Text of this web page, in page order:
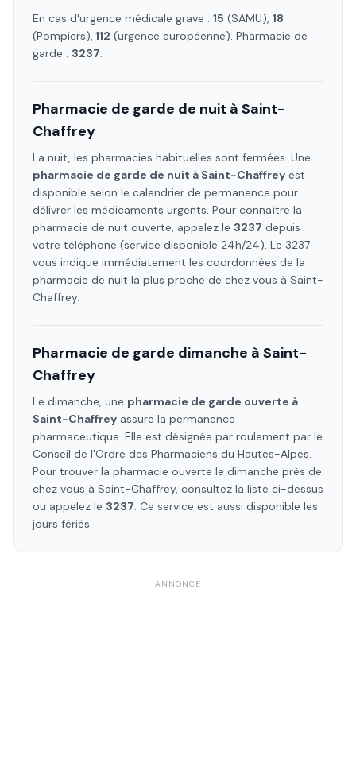
En cas d'urgence médicale grave : 15 (SAMU), 18
(Pompiers), 112 (urgence européenne). Pharmacie de
garde : 3237.
Pharmacie de garde de nuit à Saint-
Chaffrey
La nuit, les pharmacies habituelles sont fermées. Une
pharmacie de garde de nuit à Saint-Chaffrey est
disponible selon le calendrier de permanence pour
délivrer les médicaments urgents. Pour connaître la
pharmacie de nuit ouverte, appelez le 3237 depuis
votre téléphone (service disponible 24h/24). Le 3237
vous indique immédiatement les coordonnées de la
pharmacie de nuit la plus proche de chez vous à Saint-
Chaffrey.
Pharmacie de garde dimanche à Saint-
Chaffrey
Le dimanche, une pharmacie de garde ouverte à
Saint-Chaffrey assure la permanence
pharmaceutique. Elle est désignée par roulement par le
Conseil de l'Ordre des Pharmaciens du Hautes-Alpes.
Pour trouver la pharmacie ouverte le dimanche près de
chez vous à Saint-Chaffrey, consultez la liste ci-dessus
ou appelez le 3237. Ce service est aussi disponible les
jours fériés.
ANNONCE